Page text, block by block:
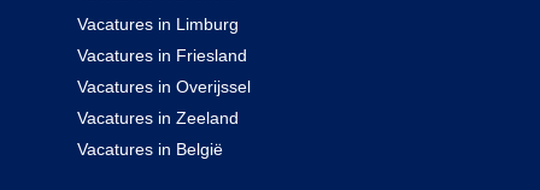
Vacatures in Limburg
Vacatures in Friesland
Vacatures in Overijssel
Vacatures in Zeeland
Vacatures in België